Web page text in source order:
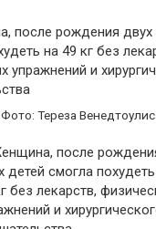
Фото: Тереза Венедтоулис